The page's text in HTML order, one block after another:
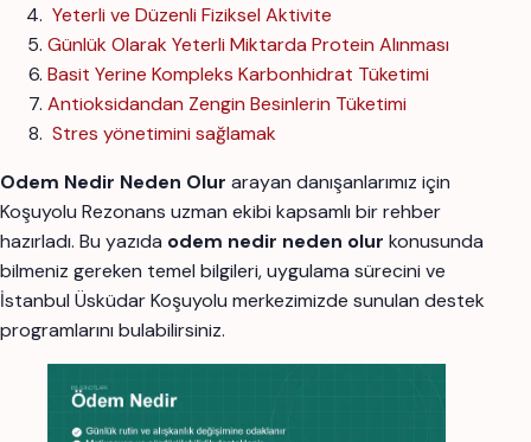
Yeterli ve Düzenli Fiziksel Aktivite
Günlük Olarak Yeterli Miktarda Protein Alınması
Basit Yerine Kompleks Karbonhidrat Tüketimi
Antioksidandan Zengin Besinlerin Tüketimi
Stres yönetimini sağlamak
Odem Nedir Neden Olur arayan danışanlarımız için
Koşuyolu Rezonans uzman ekibi kapsamlı bir rehber
hazırladı. Bu yazıda odem nedir neden olur konusunda
bilmeniz gereken temel bilgileri, uygulama sürecini ve
İstanbul Üsküdar Koşuyolu merkezimizde sunulan destek
programlarını bulabilirsiniz.